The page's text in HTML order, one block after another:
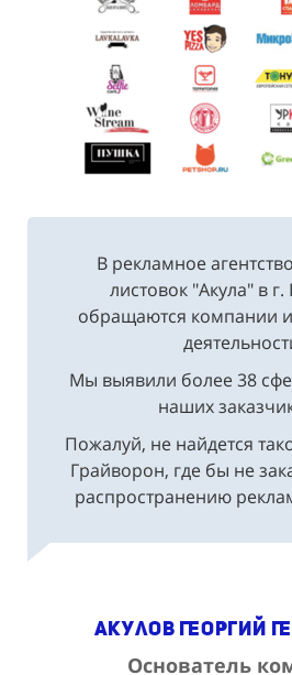
В рекламное
обращаются компании
Мы выявили более 38
наших
Пожалуй, не найдется
распространению
Основатель